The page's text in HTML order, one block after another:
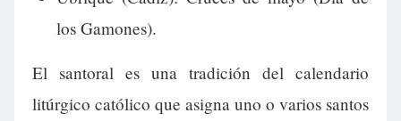
los Gamones).
El santoral es una tradición del calendario
litúrgico católico que asigna uno o varios santos